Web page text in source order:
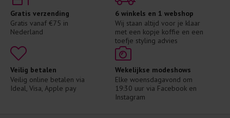
Gratis verzending
Gratis vanaf €75 in
Nederland
6 winkels en 1 webshop
Wij staan altijd voor je klaar
met een kopje koffie en een
toefje styling advies
Veilig betalen
Veilig online betalen via
Ideal, Visa, Apple pay
Wekelijkse modeshows
Elke woensdagavond om
19:30 uur via Facebook en
Instagram